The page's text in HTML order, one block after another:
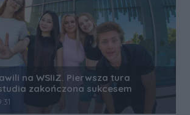
na WSIiZ. Pierwsza tura
zakończona sukcesem